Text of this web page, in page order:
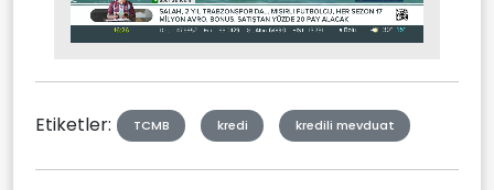
Mute Stream
Etiketler: TCMB kredi kredili mevduat